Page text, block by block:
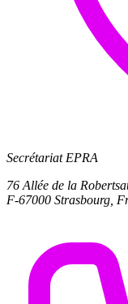
Secrétariat EPRA
76 Allée de la
F-67000 Strasbourg,